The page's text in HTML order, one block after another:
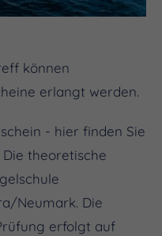
können
erlangt werden.
- hier finden Sie
theoretische
Neumark. Die
erfolgt auf